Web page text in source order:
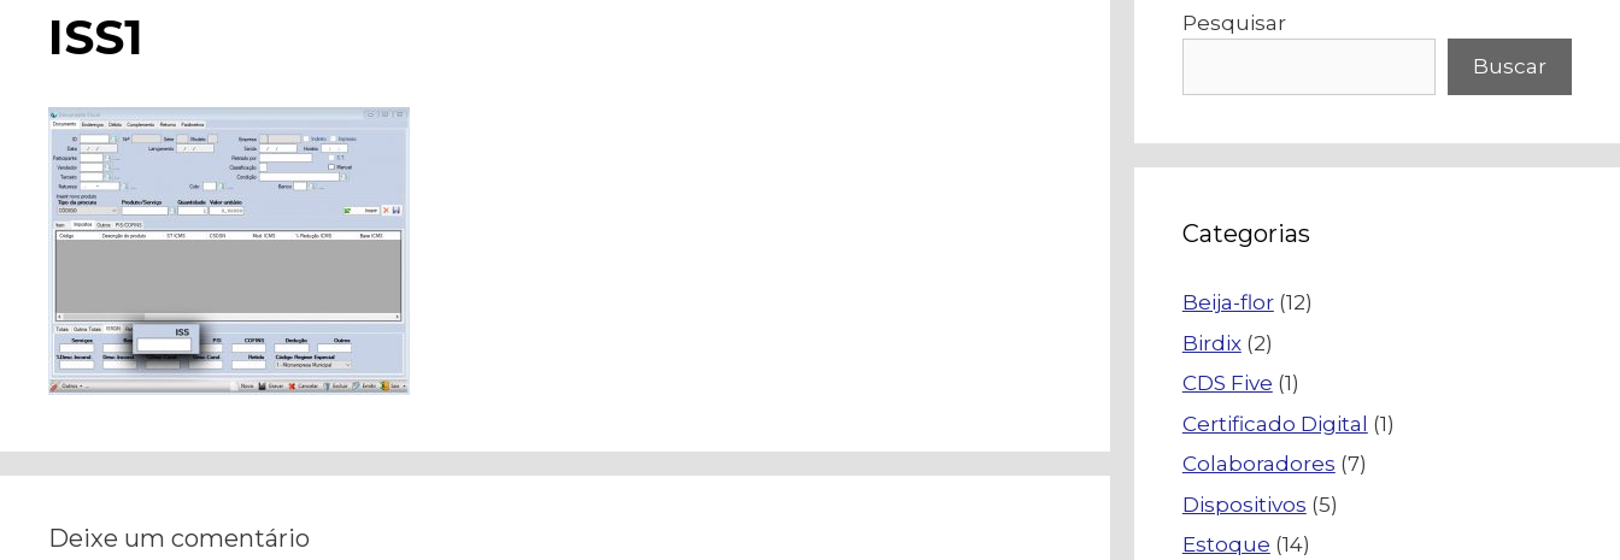
ISS1
Deixe um comentário
Pesquisar
Buscar
Categorias
Beija-flor(12)
Birdix(2)
CDS Five (1)
Certificado Digital (1)
Colaboradores (7)
Dispositivos (5)
Estoque (14)